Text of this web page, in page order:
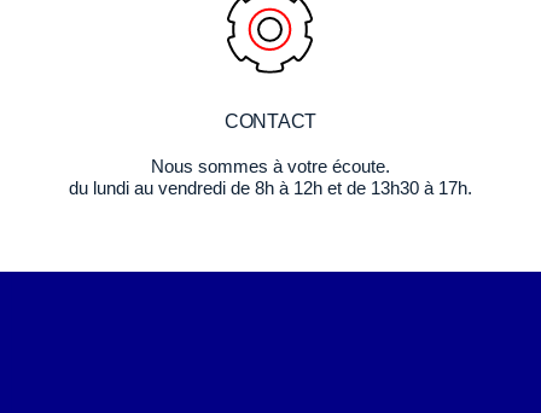
CONTACT
Nous sommes à votre écoute.
du lundi au vendredi de 8h à 12h et de 13h30 à 17h.